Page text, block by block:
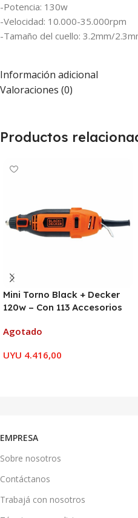
-Potencia: 130w
-Velocidad: 10.000-35.000rpm
-Tamaño del cuello: 3.2mm/
Información adicional
Valoraciones (0)
Productos
Mini Torno Black + Decker
120w – Con 113 Accesorios
Agotado
UYU 4.416,00
EMPRESA
Sobre nosotros
Contáctanos
Trabajá con nosotros